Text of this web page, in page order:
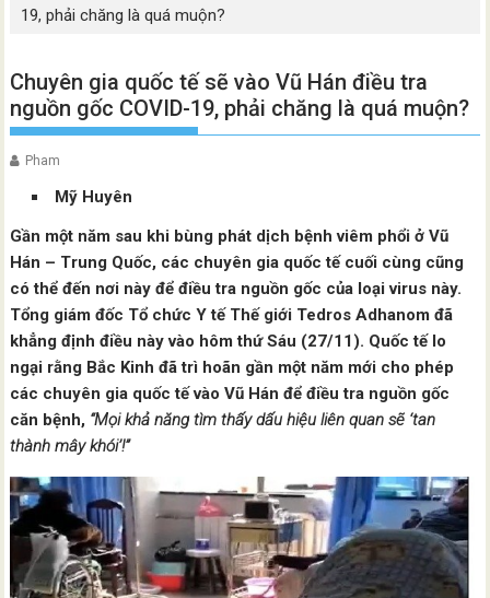
19, phải chăng là quá muộn?
Chuyên gia quốc tế sẽ vào Vũ Hán điều tra
nguồn gốc COVID-19, phải chăng là quá muộn?
Pham
Mỹ Huyên
Gần một năm sau khi bùng phát dịch bệnh viêm phổi ở Vũ
Hán – Trung Quốc, các chuyên gia quốc tế cuối cùng cũng
có thể đến nơi này để điều tra nguồn gốc của loại virus này.
Tổng giám đốc Tổ chức Y tế Thế giới Tedros Adhanom đã
khẳng định điều này vào hôm thứ Sáu (27/11). Quốc tế lo
ngại rằng Bắc Kinh đã trì hoãn gần một năm mới cho phép
các chuyên gia quốc tế vào Vũ Hán để điều tra nguồn gốc
căn bệnh, “Mọi khả năng tìm thấy dấu hiệu liên quan sẽ ‘tan
thành mây khói’!”